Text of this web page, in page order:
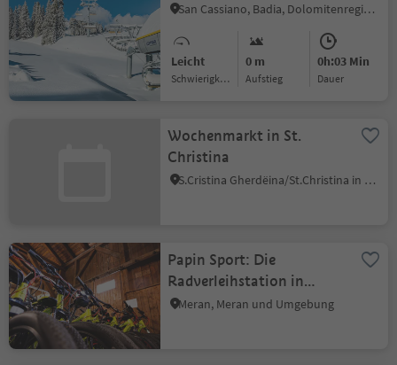
San Cassiano, Badia, Dolomitenregion Alta Badia
Leicht
Schwierigkeitsgrad
0 m
Aufstieg
0h:03 Min
Dauer
Wochenmarkt in St.
Christina
S.Cristina Gherdëina/St.Christina in Gröden, St.Christina in Gröden, Dolomitenregion Gröden
Papin Sport: Die
Radverleihstation in
Meran
Meran, Meran und Umgebung